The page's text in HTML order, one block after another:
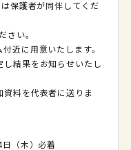
保護者が同伴してくだ
い。
近に用意いたします。
結果をお知らせいたし
料を代表者に送りま
（木）必着